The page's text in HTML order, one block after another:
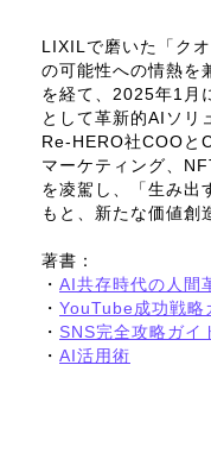
LIXILで磨いた「ク
の可能性への情熱を
を経て、2025年1月
として革新的AIソリ
Re-HERO社COOと
マーケティング、
を凌駕し、「生み出
もと、新たな価値創
著書：
・ AI共存時代の人間
・ YouTube成功戦略
・ SNS完全攻略ガイ
・ AI活用術